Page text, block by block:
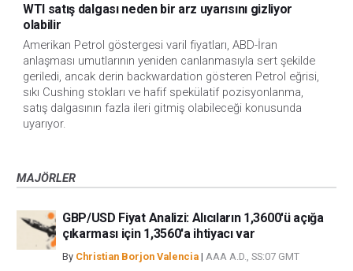
WTI satış dalgası neden bir arz uyarısını gizliyor
olabilir
Amerikan Petrol göstergesi varil fiyatları, ABD-İran
anlaşması umutlarının yeniden canlanmasıyla sert şekilde
geriledi, ancak derin backwardation gösteren Petrol eğrisi,
sıkı Cushing stokları ve hafif spekülatif pozisyonlanma,
satış dalgasının fazla ileri gitmiş olabileceği konusunda
uyarıyor.
MAJÖRLER
GBP/USD Fiyat Analizi: Alıcıların 1,3600'ü açığa
çıkarması için 1,3560'a ihtiyacı var
By Christian Borjon Valencia | AAA A.D., SS:07 GMT